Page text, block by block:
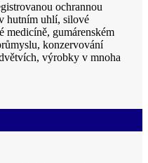
ochrannou
hutním uhlí, silové
medicíně, gumárenském
konzervování
výrobky v mnoha